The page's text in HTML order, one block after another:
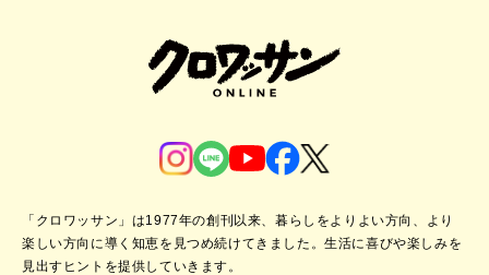
「クロワッサン」は1977年の創刊以来、暮らしをよりよい方向、より
楽しい方向に導く知恵を見つめ続けてきました。生活に喜びや楽しみを
見出すヒントを提供していきます。